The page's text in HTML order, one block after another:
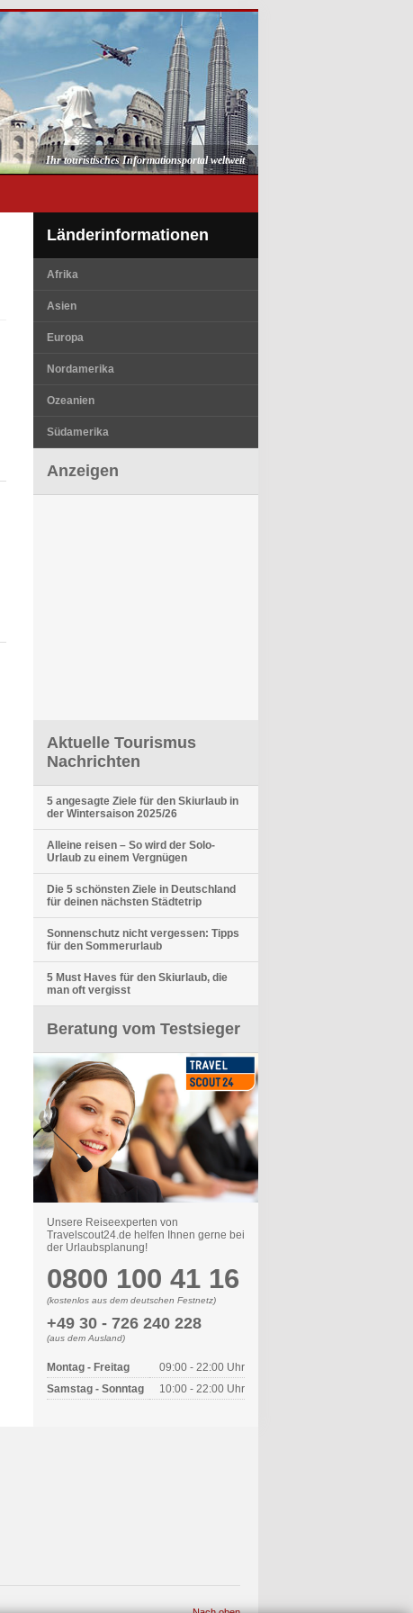
Ihr touristisches Informationsportal weltweit
Länderinformationen
Afrika
Asien
Europa
Nordamerika
Ozeanien
Südamerika
Anzeigen
Aktuelle Tourismus
Nachrichten
5 angesagte Ziele für den Skiurlaub in
der Wintersaison 2025/26
Alleine reisen – So wird der Solo-
Urlaub zu einem Vergnügen
Die 5 schönsten Ziele in Deutschland
für deinen nächsten Städtetrip
Sonnenschutz nicht vergessen: Tipps
für den Sommerurlaub
5 Must Haves für den Skiurlaub, die
man oft vergisst
Beratung vom Testsieger
Unsere Reiseexperten von
Travelscout24.de helfen Ihnen gerne bei
der Urlaubsplanung!
0800 100 41 16
(kostenlos aus dem deutschen Festnetz)
+49 30 - 726 240 228
(aus dem Ausland)
Montag - Freitag
09:00 - 22:00 Uhr
Samstag - Sonntag
10:00 - 22:00 Uhr